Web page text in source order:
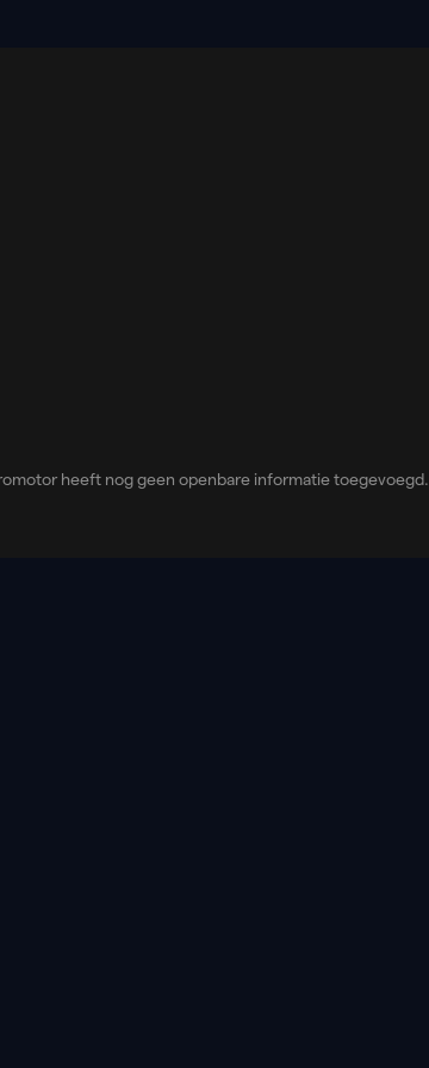
heeft nog geen openbare informatie toegevoegd.